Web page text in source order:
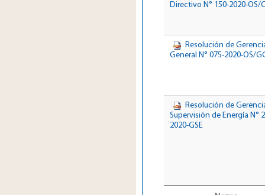
Directivo N° 150-2020-OS/
Resolución de
General N° 075-2020-OS/
Resolución de
Supervisión de Energía N°
2020-GSE